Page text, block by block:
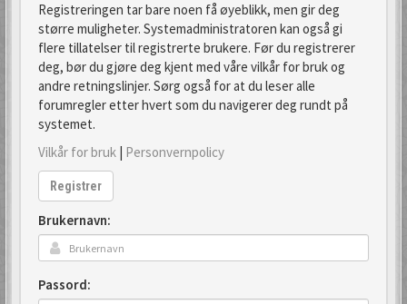
Registreringen tar bare noen få øyeblikk, men gir deg
større muligheter. Systemadministratoren kan også gi
flere tillatelser til registrerte brukere. Før du registrerer
deg, bør du gjøre deg kjent med våre vilkår for bruk og
andre retningslinjer. Sørg også for at du leser alle
forumregler etter hvert som du navigerer deg rundt på
systemet.
Vilkår for bruk | Personvernpolicy
Registrer
Brukernavn:
Passord: